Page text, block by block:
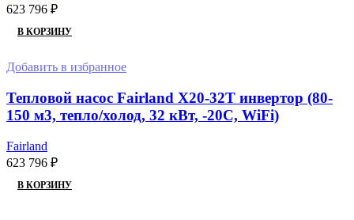
623 796 ₽
В КОРЗИНУ
Добавить в избранное
Тепловой насос Fairland X20-32T инвертор (80-
150 м3, тепло/холод, 32 кВт, -20С, WiFi)
Fairland
623 796 ₽
В КОРЗИНУ